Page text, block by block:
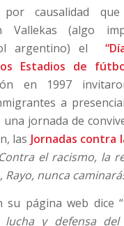
causalidad que
Vallekas (algo
argentino) el
Estadios de
en 1997
a
jornada de
las Jornadas contra
el racismo, la
nunca
su página web dice “
lucha y defensa del